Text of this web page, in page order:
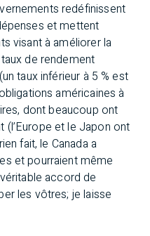
redéfinissent
et mettent
visant à améliorer la
de rendement
taux inférieur à 5 % est
américaines à
dont beaucoup ont
(l’Europe et le Japon ont
fait, le Canada a
et pourraient même
accord de
les vôtres; je laisse